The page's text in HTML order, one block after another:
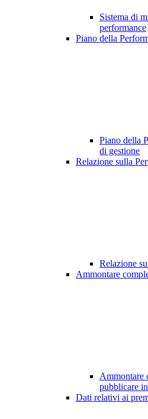
Sistema di
performance
Piano della
Piano della
di gestione
Relazione sulla
Relazione
Ammontare
Ammontare
pubblicare
Dati relativi ai